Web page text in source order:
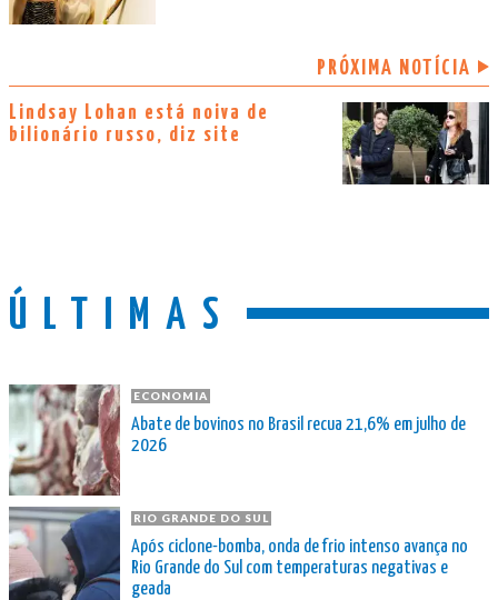
PRÓXIMA NOTÍCIA
Lindsay Lohan está noiva de
bilionário russo, diz site
ÚLTIMAS
ECONOMIA
Abate de bovinos no Brasil recua 21,6% em julho de
2026
RIO GRANDE DO SUL
Após ciclone-bomba, onda de frio intenso avança no
Rio Grande do Sul com temperaturas negativas e
geada